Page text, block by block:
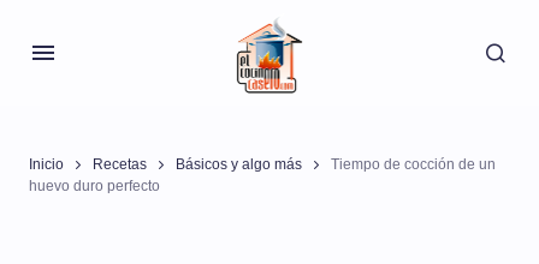
Inicio Recetas Básicos y algo más
Tiempo de cocción de un
huevo duro perfecto